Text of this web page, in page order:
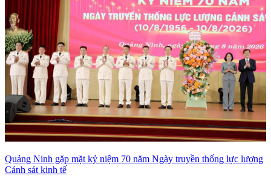
Quảng Ninh gặp mặt kỷ niệm 70 năm Ngày truyền thống lực lượng
Cảnh sát kinh tế